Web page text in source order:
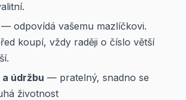
— odpovídá vašemu mazlíčkovi.
koupí, vždy raději o číslo větší
údržbu — pratelný, snadno se
životnost